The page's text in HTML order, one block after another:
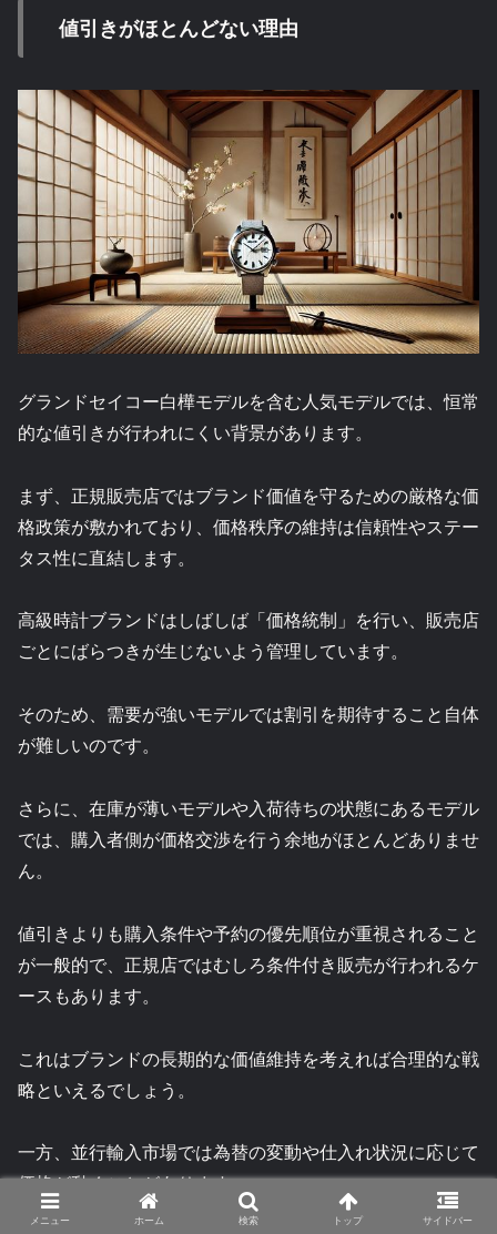
値引きがほとんどない理由
グランドセイコー白樺モデルを含む人気モデルでは、恒常
的な値引きが行われにくい背景があります。
まず、正規販売店ではブランド価値を守るための厳格な価
格政策が敷かれており、価格秩序の維持は信頼性やステー
タス性に直結します。
高級時計ブランドはしばしば「価格統制」を行い、販売店
ごとにばらつきが生じないよう管理しています。
そのため、需要が強いモデルでは割引を期待すること自体
が難しいのです。
さらに、在庫が薄いモデルや入荷待ちの状態にあるモデル
では、購入者側が価格交渉を行う余地がほとんどありませ
ん。
値引きよりも購入条件や予約の優先順位が重視されること
が一般的で、正規店ではむしろ条件付き販売が行われるケ
ースもあります。
これはブランドの長期的な価値維持を考えれば合理的な戦
略といえるでしょう。
一方、並行輸入市場では為替の変動や仕入れ状況に応じて
価格が動くことがあります。
メニュー ホーム 検索 トップ サイドバー